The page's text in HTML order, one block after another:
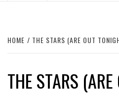
HOME THE STARS (ARE OUT
THE STARS